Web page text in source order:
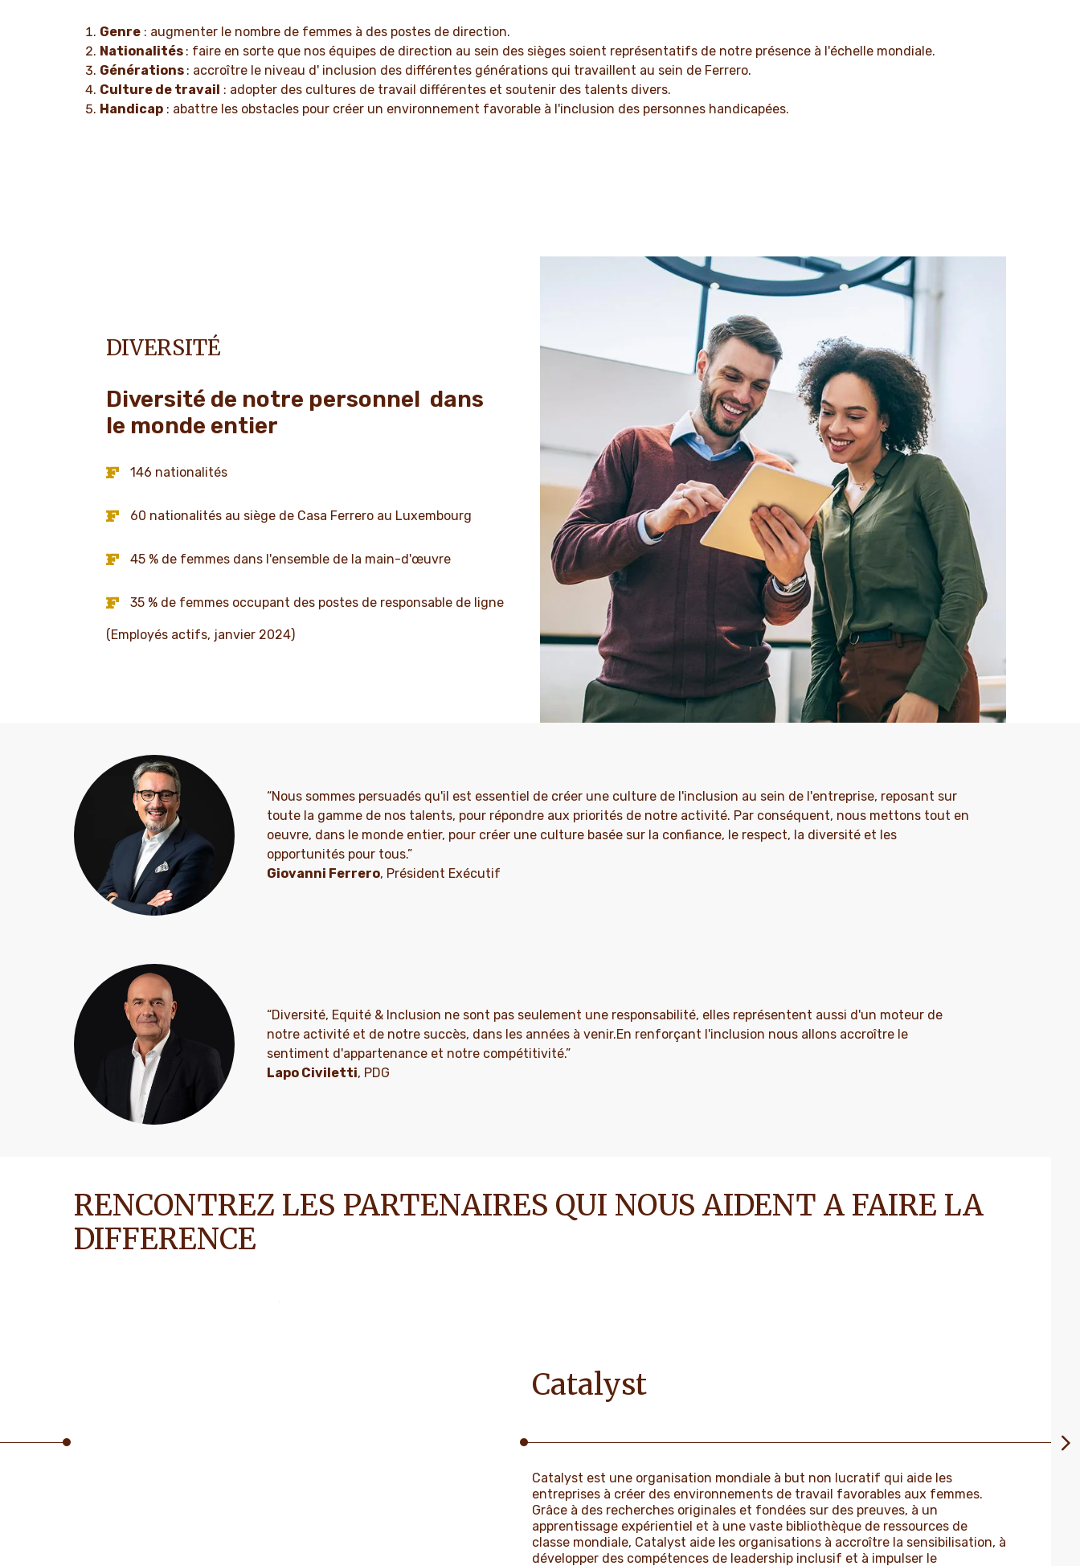
Genre : augmenter le nombre de femmes à des postes de direction.
Nationalités : faire en sorte que nos équipes de direction au sein des sièges soient représentatifs de notre présence à l'échelle mondiale.
Générations : accroître le niveau d' inclusion des différentes générations qui travaillent au sein de Ferrero.
Culture de travail : adopter des cultures de travail différentes et soutenir des talents divers.
Handicap : abattre les obstacles pour créer un environnement favorable à l'inclusion des personnes handicapées.
DIVERSITÉ
Diversité de notre personnel dans
le monde entier
146 nationalités
60 nationalités au siège de Casa Ferrero au Luxembourg
45 % de femmes dans l'ensemble de la main-d'œuvre
35 % de femmes occupant des postes de responsable de ligne
(Employés actifs, janvier 2024)
“Nous sommes persuadés qu'il est essentiel de créer une culture de l'inclusion au sein de l'entreprise, reposant sur
toute la gamme de nos talents, pour répondre aux priorités de notre activité. Par conséquent, nous mettons tout en
oeuvre, dans le monde entier, pour créer une culture basée sur la confiance, le respect, la diversité et les
opportunités pour tous.”
Giovanni Ferrero, Président Exécutif
“Diversité, Equité & Inclusion ne sont pas seulement une responsabilité, elles représentent aussi d'un moteur de
notre activité et de notre succès, dans les années à venir.En renforçant l'inclusion nous allons accroître le
sentiment d'appartenance et notre compétitivité.”
Lapo Civiletti, PDG
RENCONTREZ LES PARTENAIRES QUI NOUS AIDENT A FAIRE LA
DIFFERENCE
Catalyst
Catalyst est une organisation mondiale à but non lucratif qui aide les
entreprises à créer des environnements de travail favorables aux femmes.
Grâce à des recherches originales et fondées sur des preuves, à un
apprentissage expérientiel et à une vaste bibliothèque de ressources de
classe mondiale, Catalyst aide les organisations à accroître la sensibilisation, à
développer des compétences de leadership inclusif et à impulser le